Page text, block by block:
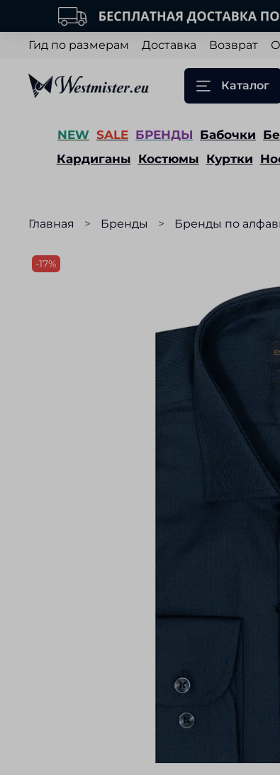
Гид по размерам Доставка Возврат
Каталог
NEW SALE БРЕНДЫ Бабочки
Кардиганы Костюмы Куртки
Главная Бренды Бренды по
-17%